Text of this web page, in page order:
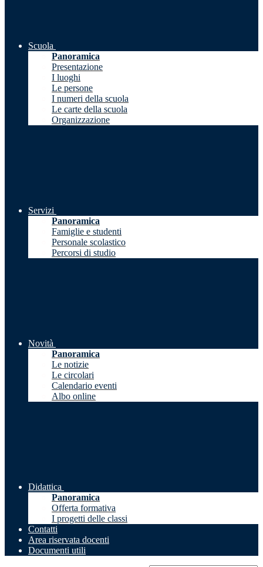
Scuola
Panoramica
Presentazione
I luoghi
Le persone
I numeri della scuola
Le carte della scuola
Organizzazione
Servizi
Panoramica
Famiglie e studenti
Personale scolastico
Percorsi di studio
Novità
Panoramica
Le notizie
Le circolari
Calendario eventi
Albo online
Didattica
Panoramica
Offerta formativa
I progetti delle classi
Contatti
Area riservata docenti
Documenti utili